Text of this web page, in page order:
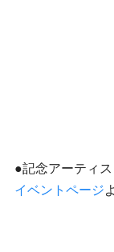
●記念アーティ
イベントページ